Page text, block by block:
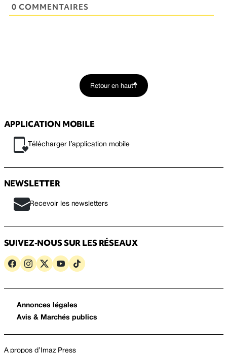
0 COMMENTAIRES
Retour en haut
APPLICATION MOBILE
Télécharger l’application mobile
NEWSLETTER
Recevoir les newsletters
SUIVEZ-NOUS SUR LES RÉSEAUX
Annonces légales
Avis & Marchés publics
A propos d’Imaz Press